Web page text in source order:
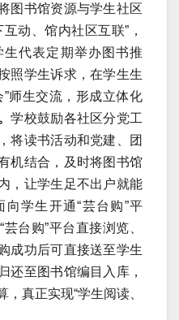
图书馆资源与学生社区
动、馆内社区互联”，
代表定期举办图书推
照学生诉求，在学生生
师生交流，形成立体化
学校鼓励各社区分党工
将读书活动和党建、团
机结合，及时将图书馆
，让学生足不出户就能
学生开通“芸台购”平
台购”平台直接浏览、
成功后可直接送至学生
还至图书馆编目入库，
真正实现“学生阅读、